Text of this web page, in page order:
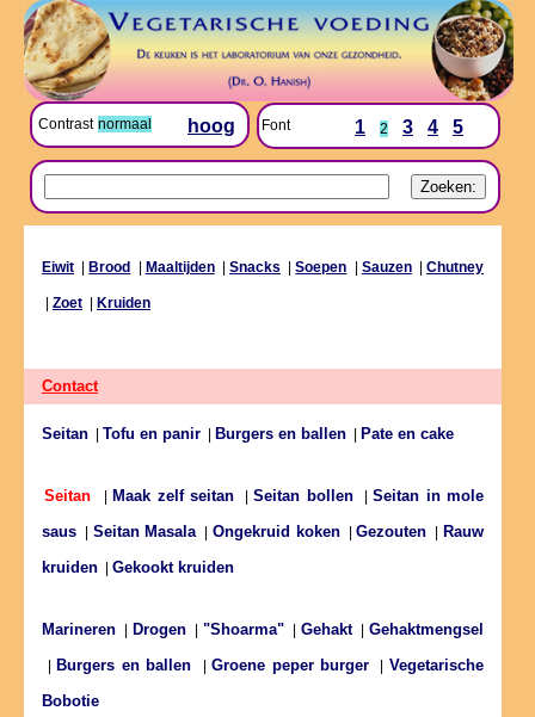
Contrast normaal hoog Font 1 2 3 4 5
Eiwit Brood Maaltijden|Snacks |Soepen Sauzen|Chutney
Zoet Kruiden
Contact
Seitan Tofu en panir Burgers en ballen Pate en cake
Seitan Maak zelf seitan |Seitan bollen|Seitan in mole
saus
Seitan Masala|Ongekruid koken|Gezouten
Rauw
kruiden
Gekookt kruiden
Marineren Drogen "Shoarma" Gehakt|Gehaktmengsel
Burgers en ballen |Groene peper burger |Vegetarische
Bobotie